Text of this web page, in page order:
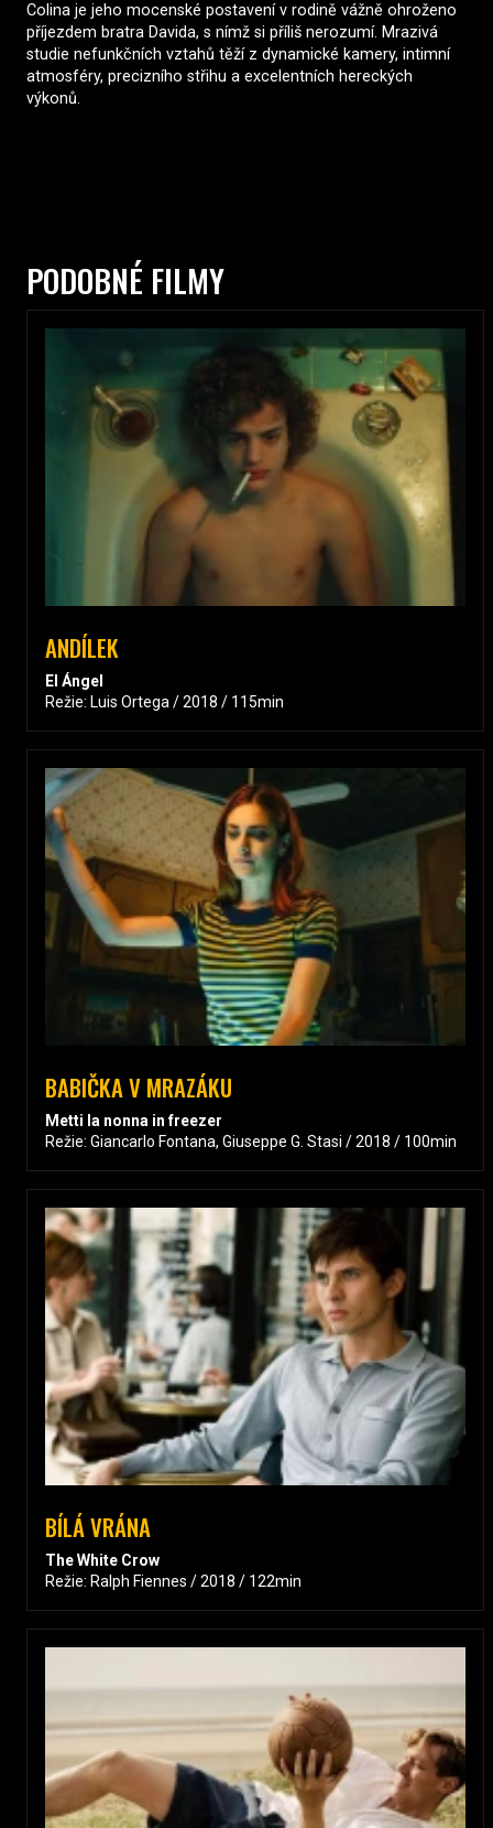
Colina je jeho mocenské postavení v rodině vážně ohroženo
příjezdem bratra Davida, s nímž si příliš nerozumí. Mrazivá
studie nefunkčních vztahů těží z dynamické kamery, intimní
atmosféry, precizního střihu a excelentních hereckých
výkonů.
PODOBNÉ FILMY
ANDÍLEK
El Ángel
Režie: Luis Ortega / 2018 / 115min
BABIČKA V MRAZÁKU
Metti la nonna in freezer
Režie: Giancarlo Fontana, Giuseppe G. Stasi / 2018 / 100min
BÍLÁ VRÁNA
The White Crow
Režie: Ralph Fiennes / 2018 / 122min